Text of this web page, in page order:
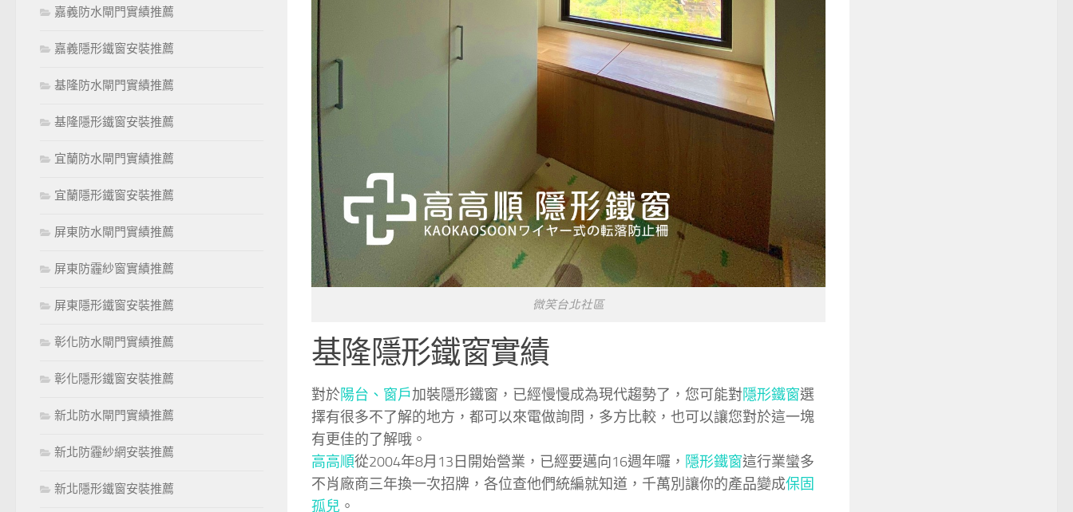
微笑台北社區
基隆隱形鐵窗實績
對於陽台、窗戶加裝隱形鐵窗，已經慢慢成為現代趨勢了，您可能對隱形鐵窗選
擇有很多不了解的地方，都可以來電做詢問，多方比較，也可以讓您對於這一塊
有更佳的了解哦。
高高順從2004年8月13日開始營業，已經要邁向16週年囉， 隱形鐵窗這行業蠻多
不肖廠商三年換一次招牌，各位查他們統編就知道，千萬別讓你的產品變成保固
孤兒 。
嘉義防水閘門實績推薦
嘉義隱形鐵窗安裝推薦
基隆防水閘門實績推薦
基隆隱形鐵窗安裝推薦
宜蘭防水閘門實績推薦
宜蘭隱形鐵窗安裝推薦
屏東防水閘門實績推薦
屏東防霾紗窗實績推薦
屏東隱形鐵窗安裝推薦
彰化防水閘門實績推薦
彰化隱形鐵窗安裝推薦
新北防水閘門實績推薦
新北防霾紗網安裝推薦
新北隱形鐵窗安裝推薦